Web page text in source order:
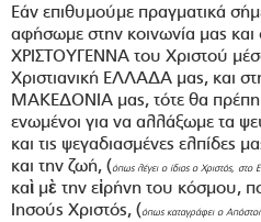
Εάν επιθυμούμε πραγματικά
αφήσωμε στην κοινωνία μας
ΧΡΙΣΤΟΥΓΕΝΝΑ του Χριστού
Χριστιανική ΕΛΛΑΔΑ μας, και
ΜΑΚΕΔΟΝΙΑ μας, τότε θα πρέπη
ενωμένοι για να αλλάξωμε τα
και τις ψεγαδιασμένες ελπίδες
και την ζωή, (όπως λέγει ο ίδιος ο Χριστός,
καὶ μὲ την εἰρήνη του κόσμου,
Ιησούς Χριστός, (όπως καταγράφει ο